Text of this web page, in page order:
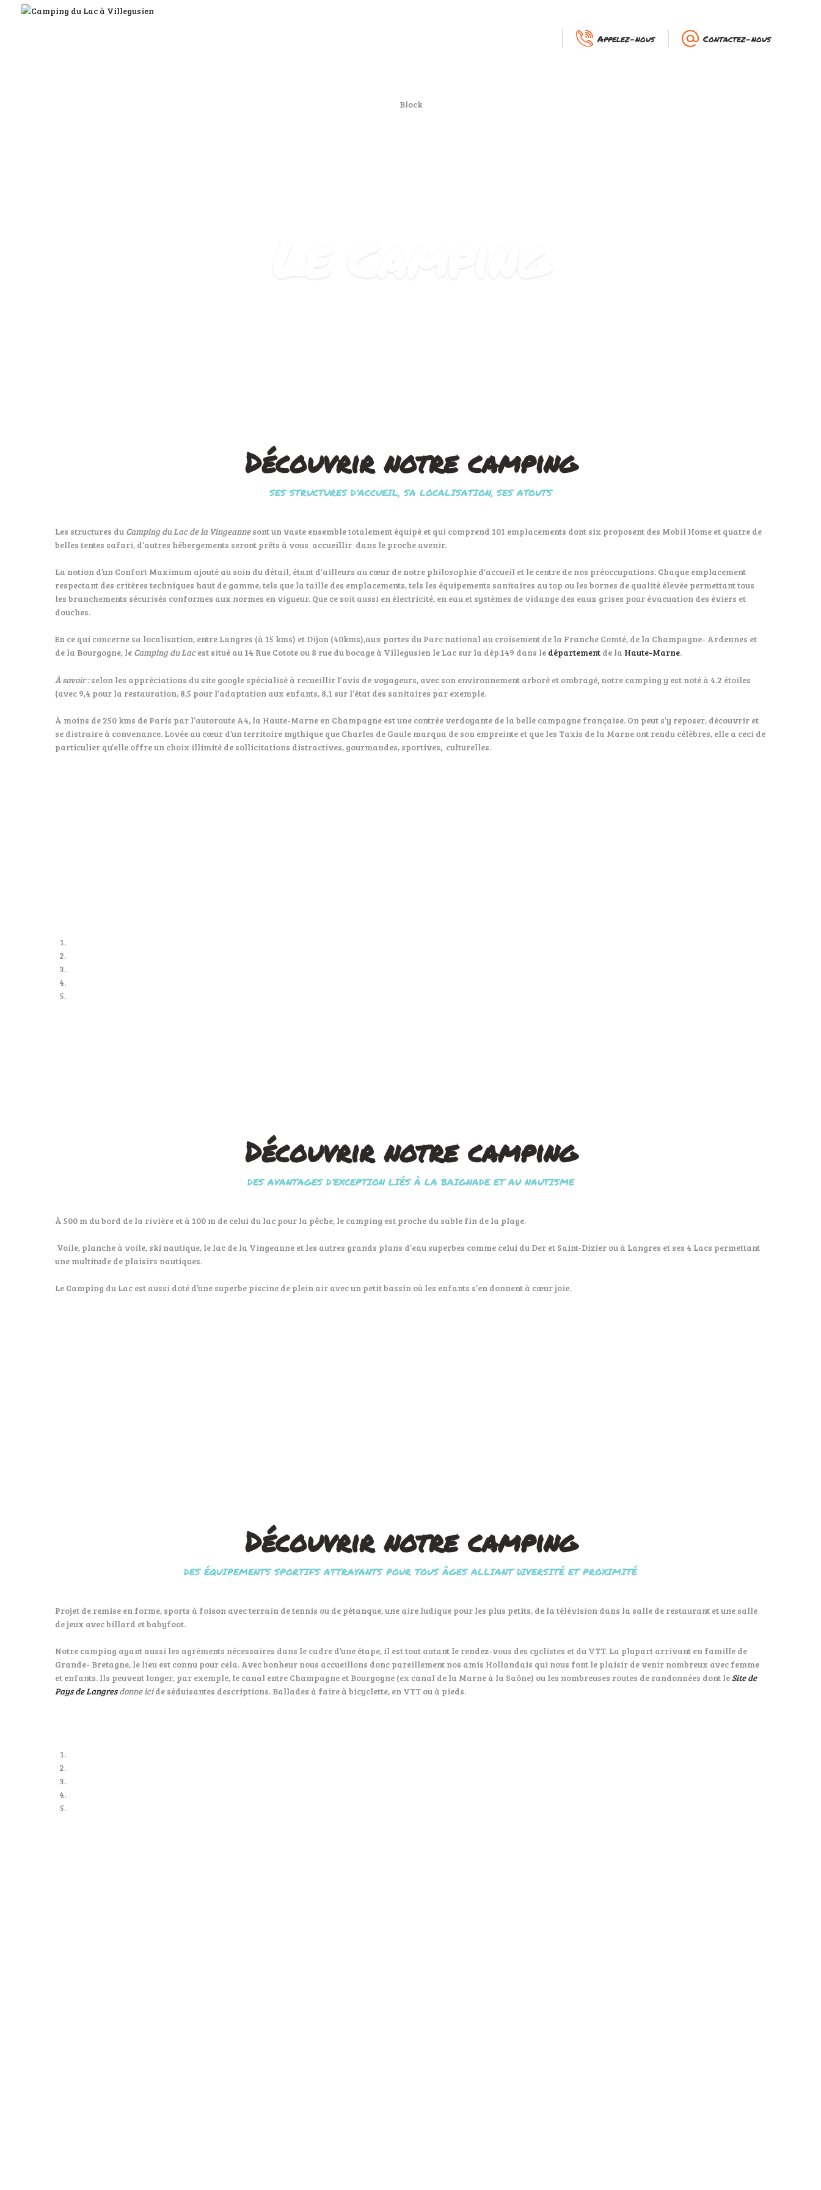
Appelez-nous Contactez-nous
Block
Le Camping
Découvrir notre camping
SES STRUCTURES D’ACCUEIL, SA LOCALISATION, SES ATOUTS
Les structures du Camping du Lac de la Vingeanne sont un vaste ensemble totalement équipé et qui comprend 101 emplacements dont six proposent des Mobil Home et quatre de
belles tentes safari, d’autres hébergements seront prêts à vous accueillir dans le proche avenir.
La notion d’un Confort Maximum ajouté au soin du détail, étant d’ailleurs au cœur de notre philosophie d’accueil et le centre de nos préoccupations. Chaque emplacement
respectant des critères techniques haut de gamme, tels que la taille des emplacements, tels les équipements sanitaires au top ou les bornes de qualité élevée permettant tous
les branchements sécurisés conformes aux normes en vigueur. Que ce soit aussi en électricité, en eau et systèmes de vidange des eaux grises pour évacuation des éviers et
douches.
En ce qui concerne sa localisation, entre Langres (à 15 kms) et Dijon (40kms),aux portes du Parc national au croisement de la Franche Comté, de la Champagne- Ardennes et
de la Bourgogne, le Camping du Lacest situé au 14 Rue Cotote ou 8 rue du bocage à Villegusien le Lac sur la dép.149 dans le département de la Haute-Marne.
À savoir :selon les appréciations du site google spécialisé à recueillir l’avis de voyageurs, avec son environnement arboré et ombragé, notre camping y est noté à 4.2 étoiles
(avec 9,4 pour la restauration, 8,5 pour l’adaptation aux enfants, 8,1 sur l’état des sanitaires par exemple.
À moins de 250 kms de Paris par l’autoroute A4, la Haute-Marne en Champagne est une contrée verdoyante de la belle campagne française. On peut s’y reposer, découvrir et
se distraire à convenance. Lovée au cœur d’un territoire mythique que Charles de Gaule marqua de son empreinte et que les Taxis de la Marne ont rendu célèbres, elle a ceci de
particulier qu’elle offre un choix illimité de sollicitations distractives, gourmandes, sportives, culturelles.
Découvrir notre camping
DES AVANTAGES D’EXCEPTION LIÉS À LA BAIGNADE ET AU NAUTISME
À 500 m du bord de la rivière et à 100 m de celui du lac pour la pêche, le camping est proche du sable fin de la plage.
Voile, planche à voile, ski nautique, le lac de la Vingeanne et les autres grands plans d’eau superbes comme celui du Der et Saint-Dizier ou à Langres et ses 4 Lacs permettant
une multitude de plaisirs nautiques.
Le Camping du Lac est aussi doté d’une superbe piscine de plein air avec un petit bassin où les enfants s’en donnent à cœur joie.
Découvrir notre camping
DES ÉQUIPEMENTS SPORTIFS ATTRAYANTS POUR TOUS ÂGES ALLIANT DIVERSITÉ ET PROXIMITÉ
Projet de remise en forme, sports à foison avec terrain de tennis ou de pétanque, une aire ludique pour les plus petits, de la télévision dans la salle de restaurant et une salle
de jeux avec billard et babyfoot.
Notre camping ayant aussi les agréments nécessaires dans le cadre d’une étape, il est tout autant le rendez-vous des cyclistes et du VTT. La plupart arrivant en famille de
Grande- Bretagne, le lieu est connu pour cela. Avec bonheur nous accueillons donc pareillement nos amis Hollandais qui nous font le plaisir de venir nombreux avec femme
et enfants. Ils peuvent longer, par exemple, le canal entre Champagne et Bourgogne (ex canal de la Marne à la Saône) ou les nombreuses routes de randonnées dont leSite de
Pays de Langres donneicide séduisantes descriptions. Ballades à faire à bicyclette, en VTT ou à pieds.